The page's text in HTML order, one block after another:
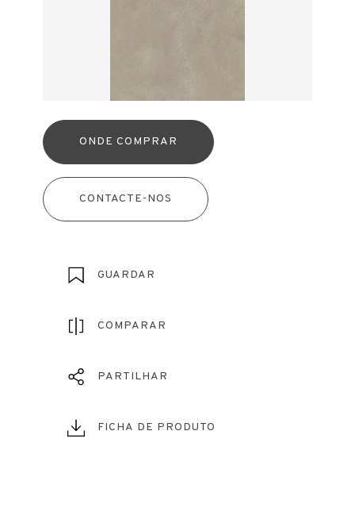
ONDE COMPRAR
CONTACTE-NOS
GUARDAR
COMPARAR
PARTILHAR
FICHA DE PRODUTO